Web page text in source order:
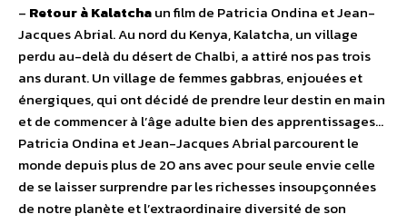
– Retour à Kalatchaun film de Patricia Ondina et Jean-
Jacques Abrial. Au nord du Kenya, Kalatcha, un village
perdu au-delà du désert de Chalbi, a attiré nos pas trois
ans durant. Un village de femmes gabbras, enjouées et
énergiques, qui ont décidé de prendre leur destin en main
et de commencer à l’âge adulte bien des apprentissages…
Patricia Ondina et Jean-Jacques Abrial parcourent le
monde depuis plus de 20 ans avec pour seule envie celle
de se laisser surprendre par les richesses insoupçonnées
de notre planète et l’extraordinaire diversité de son